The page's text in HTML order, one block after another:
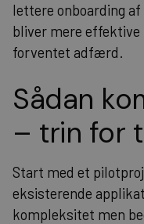
lettere onboarding
bliver mere
forventet adfærd.
Sådan
– trin for
Start med et
eksisterende
kompleksitet men